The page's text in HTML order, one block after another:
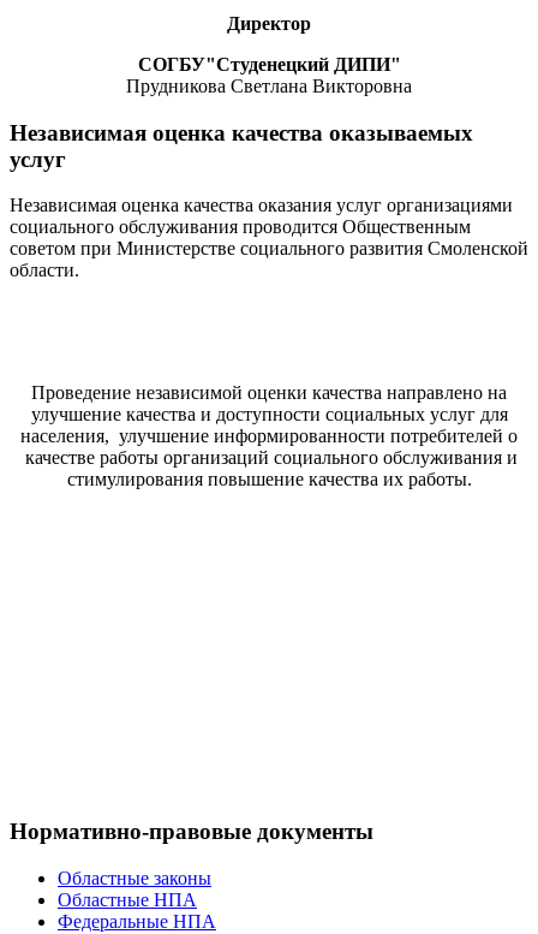
Директор
СОГБУ"Студенецкий ДИПИ"
Прудникова Светлана Викторовна
Независимая оценка качества оказываемых
услуг
Независимая оценка качества оказания услуг организациями
социального обслуживания проводится Общественным
советом при Министерстве социального развития Смоленской
области.
Проведение независимой оценки качества направлено на
улучшение качества и доступности социальных услуг для
населения, улучшение информированности потребителей о
качестве работы организаций социального обслуживания и
стимулирования повышение качества их работы.
Нормативно-правовые документы
Областные законы
Областные НПА
Федеральные НПА